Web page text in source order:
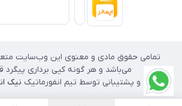
تمامی حقوق مادی و معنوی این وب‌سایت
می‌باشد و هر گونه کپی برداری پیگرد
طراحی و پشتیبانی توسط تیم انفورماتیک نیک